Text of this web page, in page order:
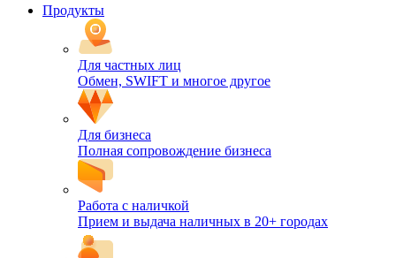
Продукты
Для частных лиц
Обмен, SWIFT и многое другое
Для бизнеса
Полная сопровождение бизнеса
Работа с наличкой
Прием и выдача наличных в 20+ городах